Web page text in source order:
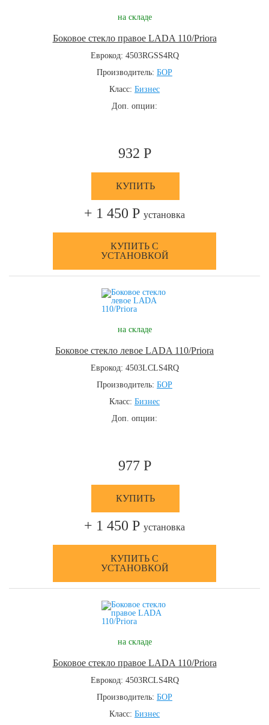
на складе
Боковое стекло правое LADA 110/Priora
Еврокод: 4503RGSS4RQ
Производитель: БОР
Класс: Бизнес
Доп. опции:
932 Р
КУПИТЬ
+ 1 450 Р установка
КУПИТЬ С
УСТАНОВКОЙ
на складе
Боковое стекло левое LADA 110/Priora
Еврокод: 4503LCLS4RQ
Производитель: БОР
Класс: Бизнес
Доп. опции:
977 Р
КУПИТЬ
+ 1 450 Р установка
КУПИТЬ С
УСТАНОВКОЙ
на складе
Боковое стекло правое LADA 110/Priora
Еврокод: 4503RCLS4RQ
Производитель: БОР
Класс: Бизнес